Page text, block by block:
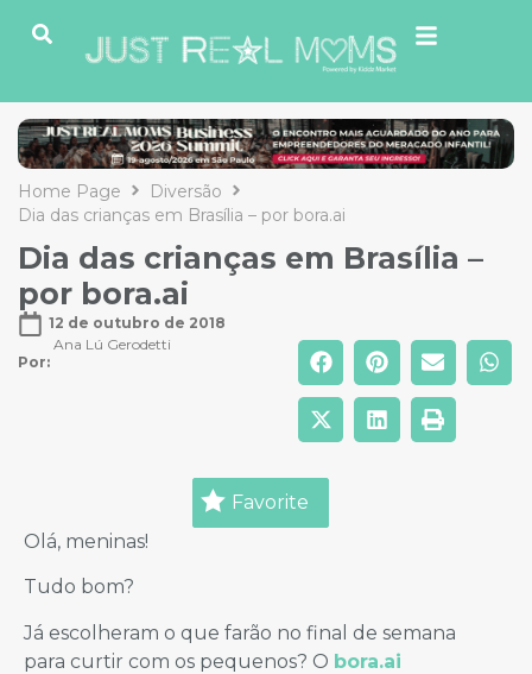
Home Page
Diversão
Dia das crianças em Brasília – por bora.ai
Dia das crianças em Brasília –
por bora.ai
12 de outubro de 2018
Por:
Ana Lú Gerodetti
Favorite
Olá, meninas!
Tudo bom?
Já escolheram o que farão no final de semana
para curtir com os pequenos? O bora.ai